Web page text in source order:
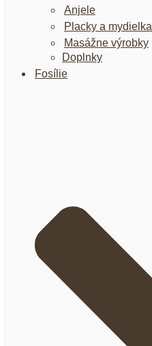
Anjele
Placky a mydielka
Masážne výrobky
Doplnky
Fosílie